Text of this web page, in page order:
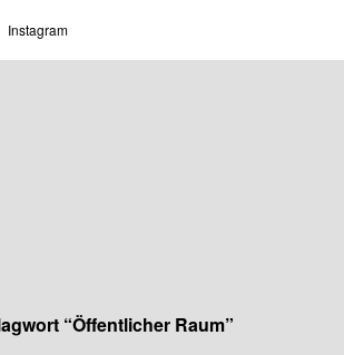
Instagram
“Öffentlicher Raum”